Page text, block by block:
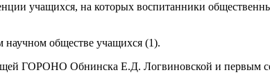
учащихся, на которых воспитанники
обществе учащихся (1).
ГОРОНО Обнинска Е.Д. Логвиновской и первым